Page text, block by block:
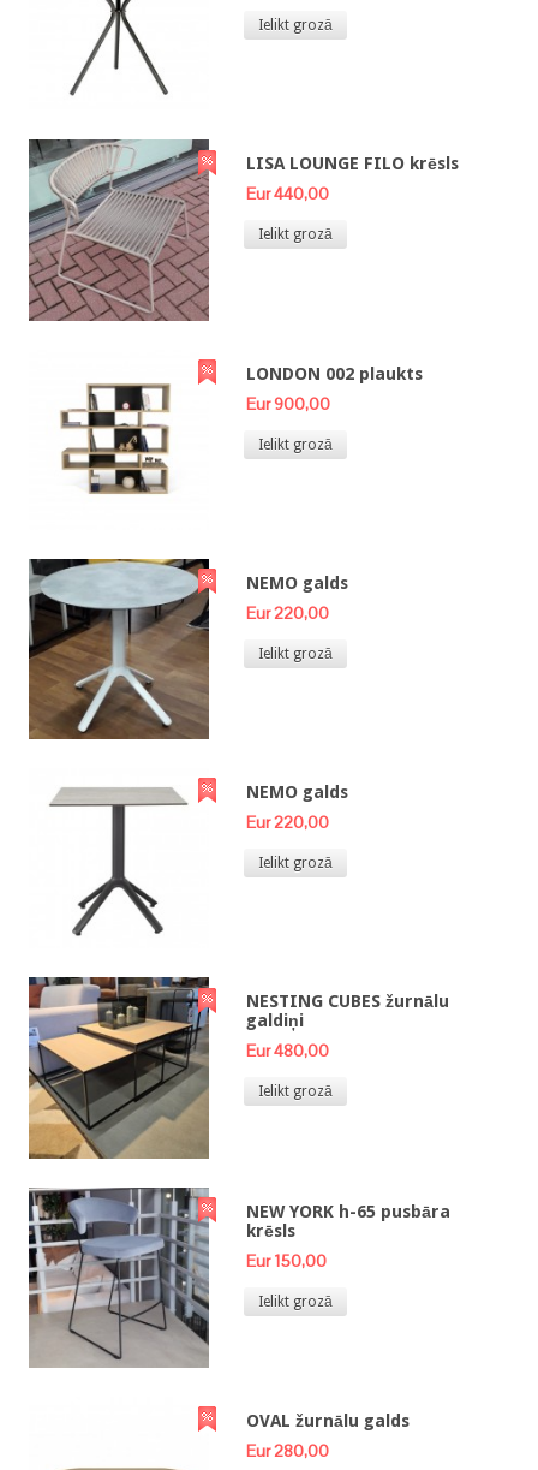
Ielikt grozā
LISA LOUNGE FILO krēsls
Eur 440,00
Ielikt grozā
LONDON 002 plaukts
Eur 900,00
Ielikt grozā
NEMO galds
Eur 220,00
Ielikt grozā
NEMO galds
Eur 220,00
Ielikt grozā
NESTING CUBES žurnālu
galdiņi
Eur 480,00
Ielikt grozā
NEW YORK h-65 pusbāra
krēsls
Eur 150,00
Ielikt grozā
OVAL žurnālu galds
Eur 280,00